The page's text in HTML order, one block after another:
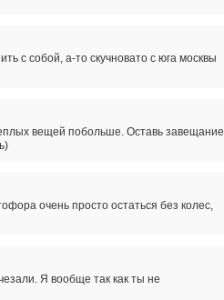
с собой, а-то скучновато с юга москвы
вещей побольше. Оставь завещание
очень просто остаться без колес,
Я вообще так как ты не